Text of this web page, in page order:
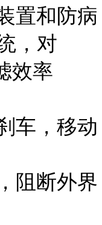
置和防病
，对
效率
车，移动
阻断外界